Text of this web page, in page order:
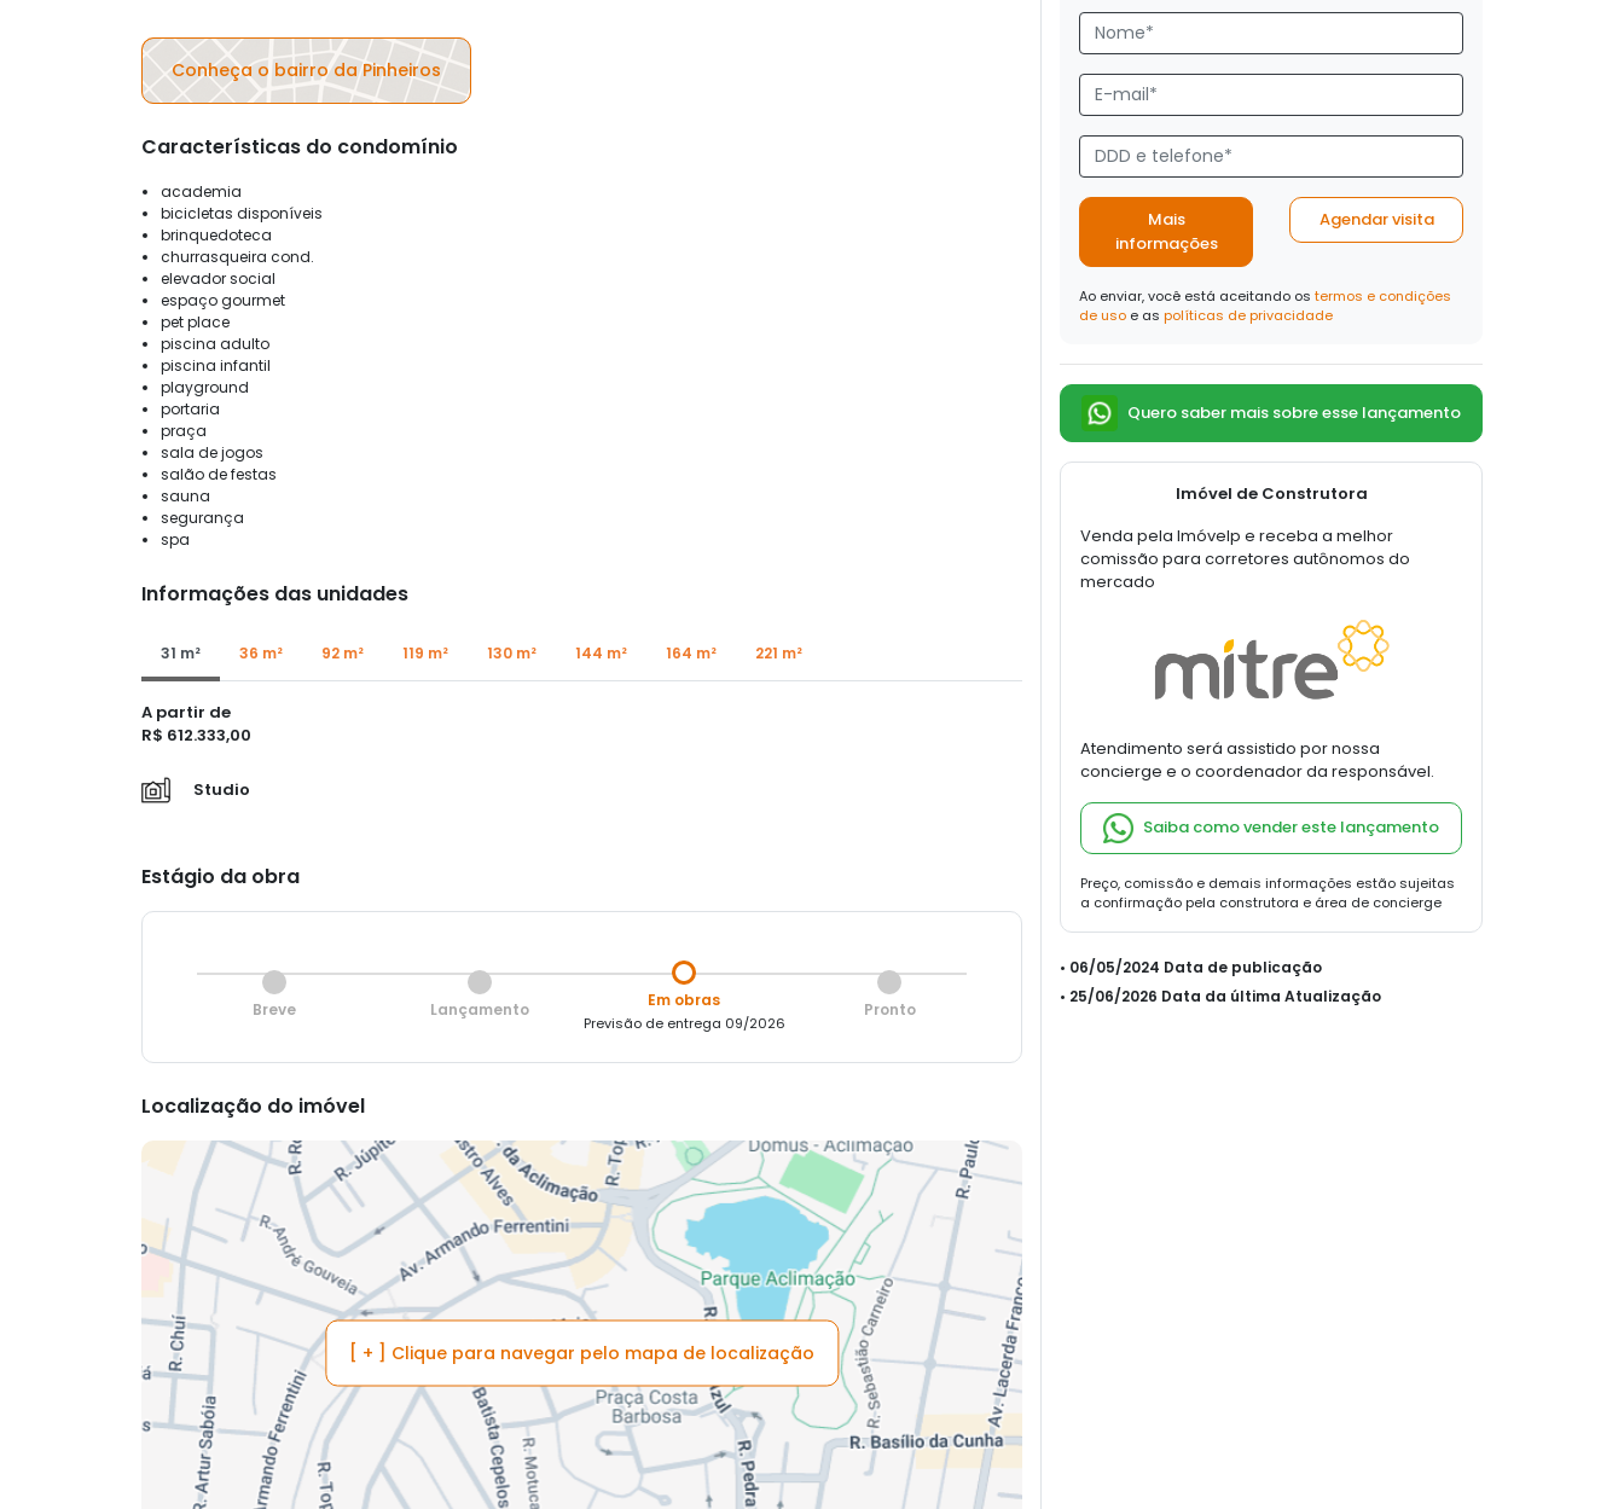
Conheça o bairro da Pinheiros
Características do condomínio
academia
bicicletas disponíveis
brinquedoteca
churrasqueira cond.
elevador social
espaço gourmet
pet place
piscina adulto
piscina infantil
playground
portaria
praça
sala de jogos
salão de festas
sauna
segurança
spa
Informações das unidades
31 m² 36 m² 92 m² 119 m² 130 m² 144 m² 164 m² 221 m²
A partir de
R$ 612.333,00
Studio
Estágio da obra
Breve Lançamento Em obras
Previsão de entrega 09/2026
Pronto
Localização do imóvel
[ + ] Clique para navegar pelo mapa de localização
Mais
informações
Agendar visita
Ao enviar, você está aceitando os termos e condições
de uso e as políticas de privacidade
Quero saber mais sobre esse lançamento
Imóvel de Construtora
Venda pela Imóvelp e receba a melhor
comissão para corretores autônomos do
mercado
Atendimento será assistido por nossa
concierge e o coordenador da responsável.
Saiba como vender este lançamento
Preço, comissão e demais informações estão sujeitas
a confirmação pela construtora e área de concierge
• 06/05/2024 Data de publicação
• 25/06/2026 Data da última Atualização